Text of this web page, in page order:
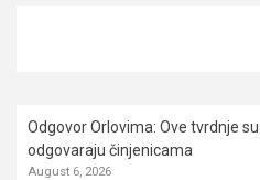
Odgovor Orlovima: ​Ove tvrdnje
odgovaraju činjenicama
August 6, 2026